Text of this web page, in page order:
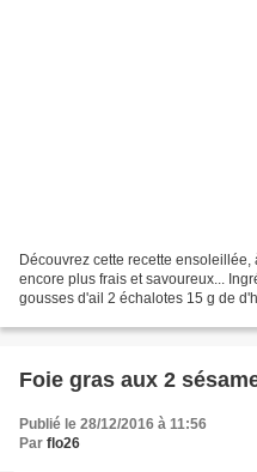
Découvrez cette recette
encore plus frais et savoureux...
gousses d'ail 2 échalotes 15 g de
Foie gras aux 2
Publié le 28/12/2016 à 11:56
Par flo26